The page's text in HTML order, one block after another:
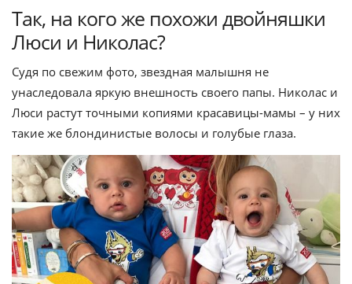
Так, на кого же похожи двойняшки
Люси и Николас?
Судя по свежим фото, звездная малышня не
унаследовала яркую внешность своего папы. Николас и
Люси растут точными копиями красавицы-мамы – у них
такие же блондинистые волосы и голубые глаза.